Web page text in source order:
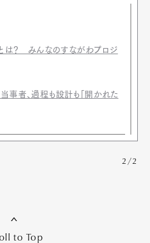
は？ みんなのすながわプロジ
事者、過程も設計も「開かれた
2/2
to Top